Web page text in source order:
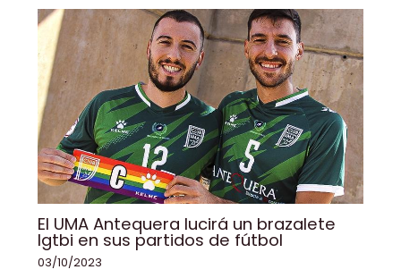
El UMA Antequera lucirá un brazalete
lgtbi en sus partidos de fútbol
03/10/2023